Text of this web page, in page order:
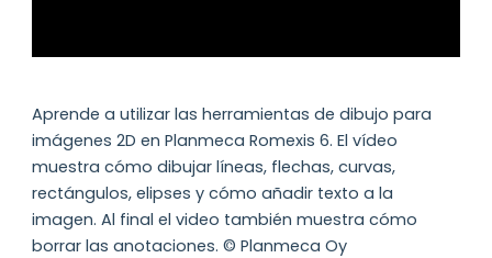
Aprende a utilizar las herramientas de dibujo para
imágenes 2D en Planmeca Romexis 6. El vídeo
muestra cómo dibujar líneas, flechas, curvas,
rectángulos, elipses y cómo añadir texto a la
imagen. Al final el video también muestra cómo
borrar las anotaciones. © Planmeca Oy